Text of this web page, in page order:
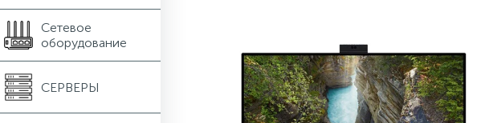
Сетевое
оборудование
СЕРВЕРЫ